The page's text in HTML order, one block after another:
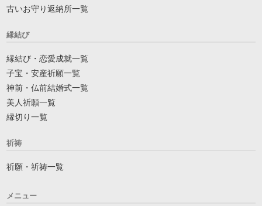
古いお守り返納所一覧
縁結び
縁結び・恋愛成就一覧
子宝・安産祈願一覧
神前・仏前結婚式一覧
美人祈願一覧
縁切り一覧
祈祷
祈願・祈祷一覧
メニュー